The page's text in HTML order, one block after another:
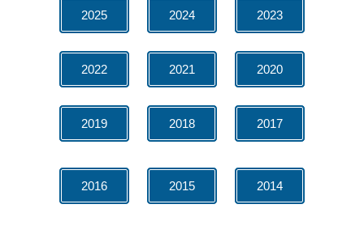
2025 2024 2023
2022 2021 2020
2019 2018 2017
2016 2015 2014